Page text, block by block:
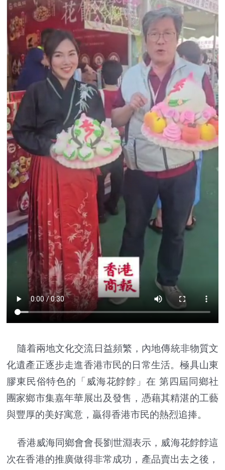
隨着兩地文化交流日益頻繁，內地傳統非物質文
化遺產正逐步走進香港市民的日常生活。極具山東
膠東民俗特色的「威海花餑餑」在 第四屆同鄉社
團家鄉市集嘉年華展出及發售，憑藉其精湛的工藝
與豐厚的美好寓意，贏得香港市民的熱烈追捧。
香港威海同鄉會會長劉世淵表示，威海花餑餑這
次在香港的推廣做得非常成功，產品賣出去之後，